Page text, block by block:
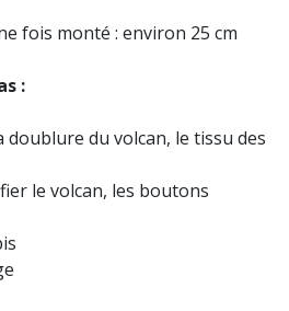
fois monté : environ 25 cm
:
du volcan, le tissu des
le volcan, les boutons